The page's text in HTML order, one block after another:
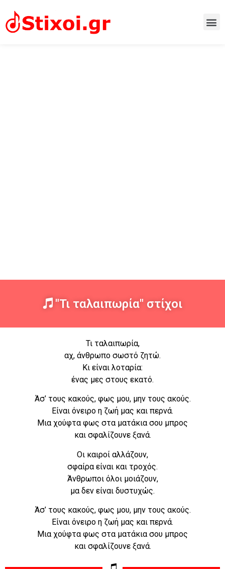
"Τι ταλαιπωρία" στίχοι
Τι ταλαιπωρία,
αχ, άνθρωπο σωστό ζητώ.
Κι είναι λοταρία:
ένας μες στους εκατό.
Άσ’ τους κακούς, φως μου, μην τους ακούς.
Είναι όνειρο η ζωή μας και περνά.
Μια χούφτα φως στα ματάκια σου μπρος
και σφαλίζουνε ξανά.
Οι καιροί αλλάζουν,
σφαίρα είναι και τροχός.
Άνθρωποι όλοι μοιάζουν,
μα δεν είναι δυστυχώς.
Άσ’ τους κακούς, φως μου, μην τους ακούς.
Είναι όνειρο η ζωή μας και περνά.
Μια χούφτα φως στα ματάκια σου μπρος
και σφαλίζουνε ξανά.